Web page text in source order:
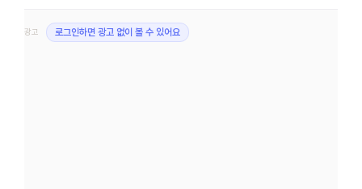
광고 로그인하면 광고 없이 볼 수 있어요